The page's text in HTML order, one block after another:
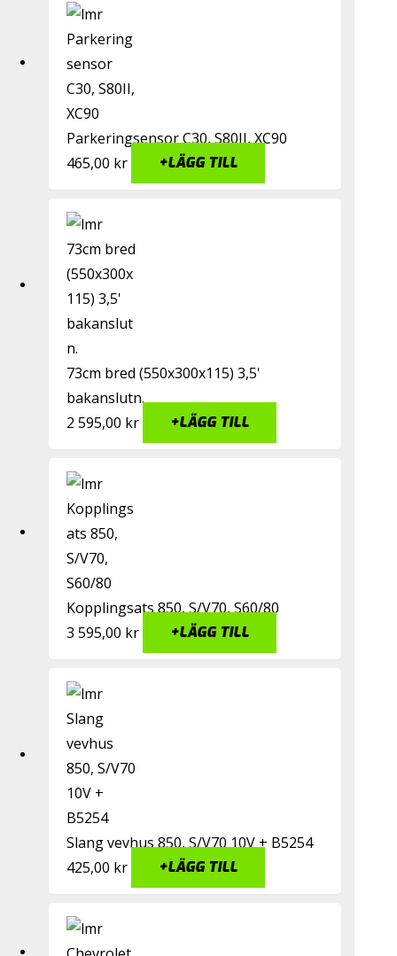
Parkeringsensor C30, S80II, XC90
465,00 kr +LÄGG TILL
73cm bred (550x300x115) 3,5'
bakanslutn.
2 595,00 kr +LÄGG TILL
Kopplingsats 850, S/V70, S60/80
3 595,00 kr +LÄGG TILL
Slang vevhus 850, S/V70 10V + B5254
425,00 kr +LÄGG TILL